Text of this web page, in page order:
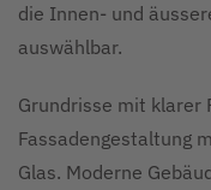
die Innen- und
auswählbar.
Grundrisse mit klarer
Fassadengestaltung
Glas. Moderne